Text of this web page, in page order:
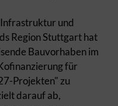
und
Region Stuttgart hat
Bauvorhaben im
für
Projekten" zu
darauf ab,